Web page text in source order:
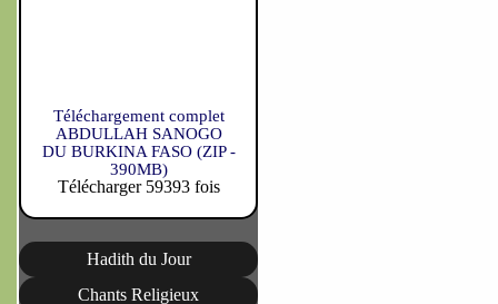
Téléchargement complet
ABDULLAH SANOGO
DU BURKINA FASO (ZIP -
390MB)
Télécharger 59393 fois
Hadith du Jour
Chants Religieux